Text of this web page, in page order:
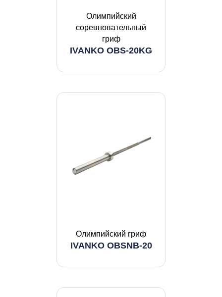
Олимпийский
соревновательный
гриф
IVANKO OBS-20KG
Олимпийский гриф
IVANKO OBSNB-20